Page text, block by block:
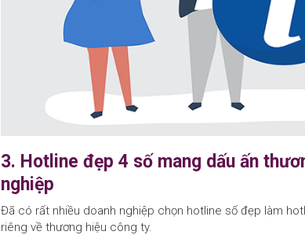
3. Hotline đẹp 4 số mang dấu ấn
nghiệp
Đã có rất nhiều doanh nghiệp chọn hotline số đẹp làm
riêng về thương hiệu công ty.